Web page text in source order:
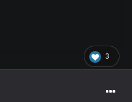
3